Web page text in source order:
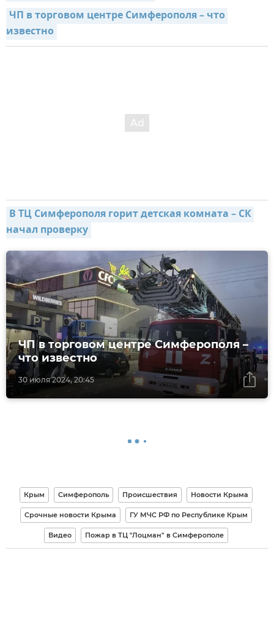
ЧП в торговом центре Симферополя – что
известно
В ТЦ Симферополя горит детская комната – СК
начал проверку
30 июля 2024, 20:45
ЧП в торговом центре Симферополя –
что известно
Крым Симферополь Происшествия Новости Крыма
Срочные новости Крыма ГУ МЧС РФ по Республике Крым
Видео Пожар в ТЦ "Лоцман" в Симферополе